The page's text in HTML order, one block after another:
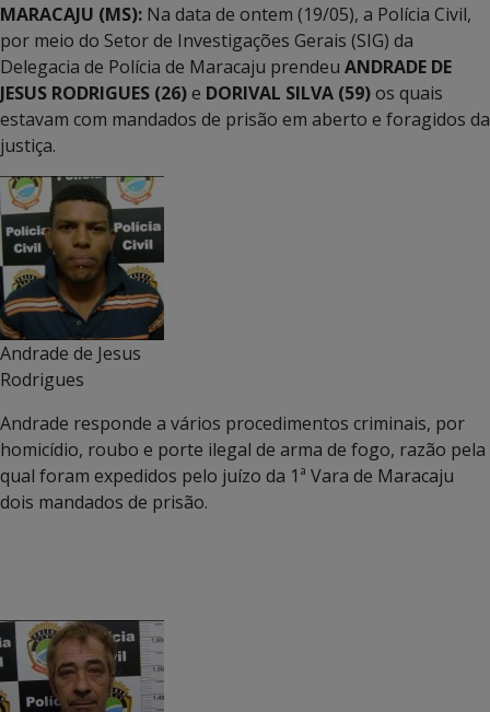
MARACAJU (MS): Na data de ontem (19/05), a Polícia Civil,
por meio do Setor de Investigações Gerais (SIG) da
Delegacia de Polícia de Maracaju prendeu ANDRADE DE
JESUS RODRIGUES (26)e DORIVAL SILVA (59)os quais
estavam com mandados de prisão em aberto e foragidos da
justiça.
Andrade de Jesus
Rodrigues
Andrade responde a vários procedimentos criminais, por
homicídio, roubo e porte ilegal de arma de fogo, razão pela
qual foram expedidos pelo juízo da 1ª Vara de Maracaju
dois mandados de prisão.